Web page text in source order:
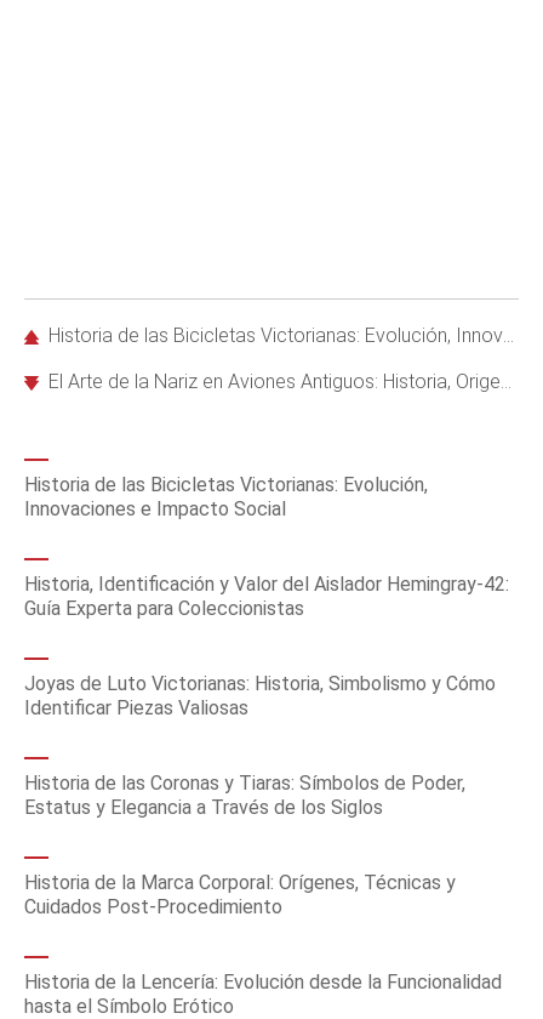
Historia de las Bicicletas Victorianas: Evolución, Innovaciones e Impacto Social
El Arte de la Nariz en Aviones Antiguos: Historia, Origen y Legado Militar
Historia de las Bicicletas Victorianas: Evolución,
Innovaciones e Impacto Social
Historia, Identificación y Valor del Aislador Hemingray-42:
Guía Experta para Coleccionistas
Joyas de Luto Victorianas: Historia, Simbolismo y Cómo
Identificar Piezas Valiosas
Historia de las Coronas y Tiaras: Símbolos de Poder,
Estatus y Elegancia a Través de los Siglos
Historia de la Marca Corporal: Orígenes, Técnicas y
Cuidados Post-Procedimiento
Historia de la Lencería: Evolución desde la Funcionalidad
hasta el Símbolo Erótico